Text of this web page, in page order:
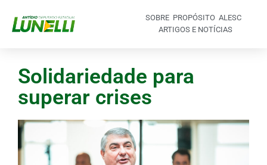
SOBRE PROPÓSITO ALESC
ARTIGOS E NOTÍCIAS
Solidariedade para
superar crises